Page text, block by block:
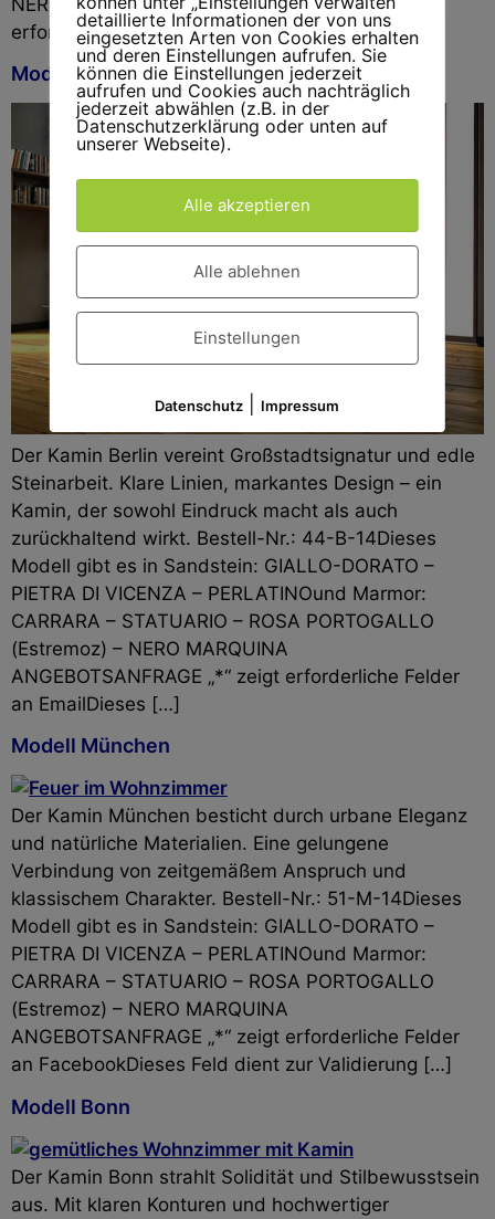
erforderliche Felder an […]
Modell Berlin
Der Kamin Berlin vereint Großstadtsignatur und edle
Steinarbeit. Klare Linien, markantes Design – ein
Kamin, der sowohl Eindruck macht als auch
zurückhaltend wirkt. Bestell-Nr.: 44-B-14Dieses
Modell gibt es in Sandstein: GIALLO-DORATO –
PIETRA DI VICENZA – PERLATINOund Marmor:
CARRARA – STATUARIO – ROSA PORTOGALLO
(Estremoz) – NERO MARQUINA
ANGEBOTSANFRAGE „*“ zeigt erforderliche Felder
an EmailDieses […]
Modell München
Der Kamin München besticht durch urbane Eleganz
und natürliche Materialien. Eine gelungene
Verbindung von zeitgemäßem Anspruch und
klassischem Charakter. Bestell-Nr.: 51-M-14Dieses
Modell gibt es in Sandstein: GIALLO-DORATO –
PIETRA DI VICENZA – PERLATINOund Marmor:
CARRARA – STATUARIO – ROSA PORTOGALLO
(Estremoz) – NERO MARQUINA
ANGEBOTSANFRAGE „*“ zeigt erforderliche Felder
an FacebookDieses Feld dient zur Validierung […]
Modell Bonn
Der Kamin Bonn strahlt Solidität und Stilbewusstsein
aus. Mit klaren Konturen und hochwertiger
detaillierte Informationen der von uns
eingesetzten Arten von Cookies erhalten
und deren Einstellungen aufrufen. Sie
können die Einstellungen jederzeit
aufrufen und Cookies auch nachträglich
jederzeit abwählen (z.B. in der
Datenschutzerklärung oder unten auf
unserer Webseite).
Alle akzeptieren
Alle ablehnen
Einstellungen
Datenschutz Impressum